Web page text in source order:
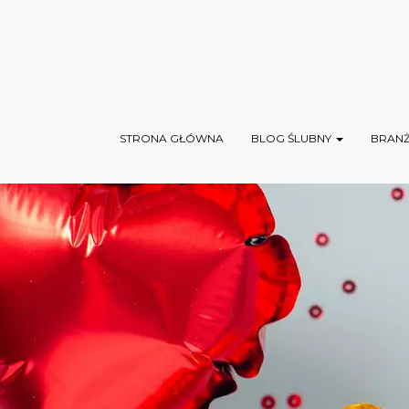
STRONA GŁÓWNA BLOG ŚLUBNY